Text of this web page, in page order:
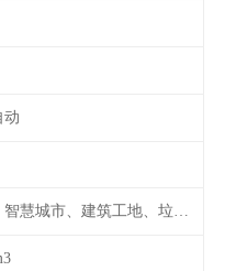
动
数字城管、智慧城市、建筑工地、垃圾场、拆迁工地、码头、产业园、社区、道路